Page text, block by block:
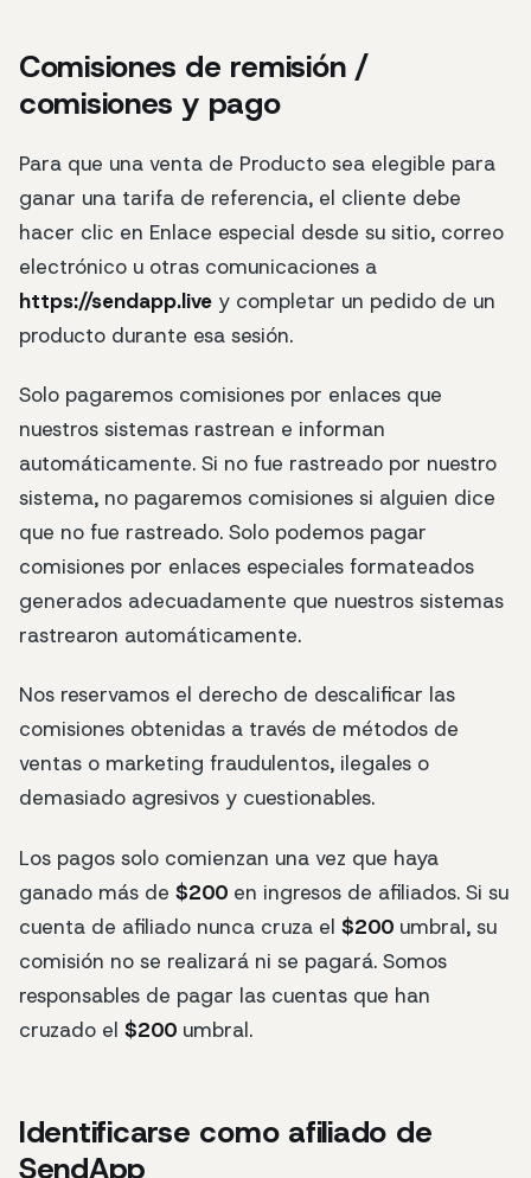
Comisiones de remisión /
comisiones y pago
Para que una venta de Producto sea elegible para
ganar una tarifa de referencia, el cliente debe
hacer clic en Enlace especial desde su sitio, correo
electrónico u otras comunicaciones a
https://sendapp.live y completar un pedido de un
producto durante esa sesión.
Solo pagaremos comisiones por enlaces que
nuestros sistemas rastrean e informan
automáticamente. Si no fue rastreado por nuestro
sistema, no pagaremos comisiones si alguien dice
que no fue rastreado. Solo podemos pagar
comisiones por enlaces especiales formateados
generados adecuadamente que nuestros sistemas
rastrearon automáticamente.
Nos reservamos el derecho de descalificar las
comisiones obtenidas a través de métodos de
ventas o marketing fraudulentos, ilegales o
demasiado agresivos y cuestionables.
Los pagos solo comienzan una vez que haya
ganado más de $200 en ingresos de afiliados. Si su
cuenta de afiliado nunca cruza el $200 umbral, su
comisión no se realizará ni se pagará. Somos
responsables de pagar las cuentas que han
cruzado el $200 umbral.
Identificarse como afiliado de
SendApp